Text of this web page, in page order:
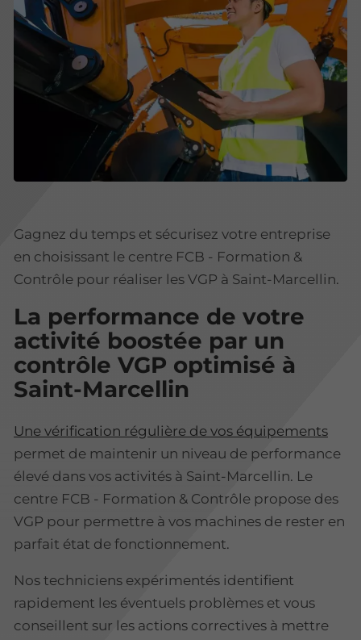
Gagnez du temps et sécurisez votre entreprise
en choisissant le centre FCB - Formation &
Contrôle pour réaliser les VGP à Saint-Marcellin.
La performance de votre
activité boostée par un
contrôle VGP optimisé à
Saint-Marcellin
Une vérification régulière de vos équipements
permet de maintenir un niveau de performance
élevé dans vos activités à Saint-Marcellin. Le
centre FCB - Formation & Contrôle propose des
VGP pour permettre à vos machines de rester en
parfait état de fonctionnement.
Nos techniciens expérimentés identifient
rapidement les éventuels problèmes et vous
conseillent sur les actions correctives à mettre